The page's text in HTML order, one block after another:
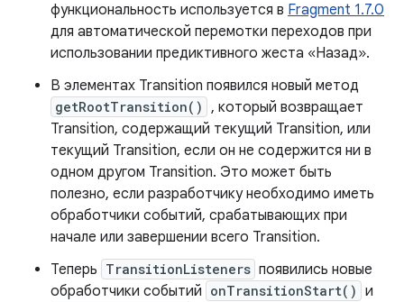
функциональность используется в Fragment 1.7.0
для автоматической перемотки переходов при
использовании предиктивного жеста «Назад».
В элементах Transition появился новый метод
getRootTransition() , который возвращает
Transition, содержащий текущий Transition, или
текущий Transition, если он не содержится ни в
одном другом Transition. Это может быть
полезно, если разработчику необходимо иметь
обработчики событий, срабатывающих при
начале или завершении всего Transition.
Теперь TransitionListeners появились новые
обработчики событий onTransitionStart() и